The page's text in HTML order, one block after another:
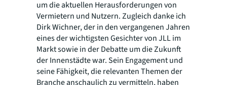
um die aktuellen Herausforderungen von
Vermietern und Nutzern. Zugleich danke ich
Dirk Wichner, der in den vergangenen Jahren
eines der wichtigsten Gesichter von JLL im
Markt sowie in der Debatte um die Zukunft
der Innenstädte war. Sein Engagement und
seine Fähigkeit, die relevanten Themen der
Branche anschaulich zu vermitteln, haben